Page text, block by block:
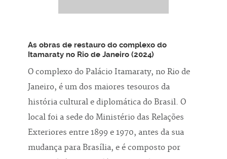
As obras de restauro do complexo do
Itamaraty no Rio de Janeiro (2024)
O complexo do Palácio Itamaraty, no Rio de
Janeiro, é um dos maiores tesouros da
história cultural e diplomática do Brasil. O
local foi a sede do Ministério das Relações
Exteriores entre 1899 e 1970, antes da sua
mudança para Brasília, e é composto por